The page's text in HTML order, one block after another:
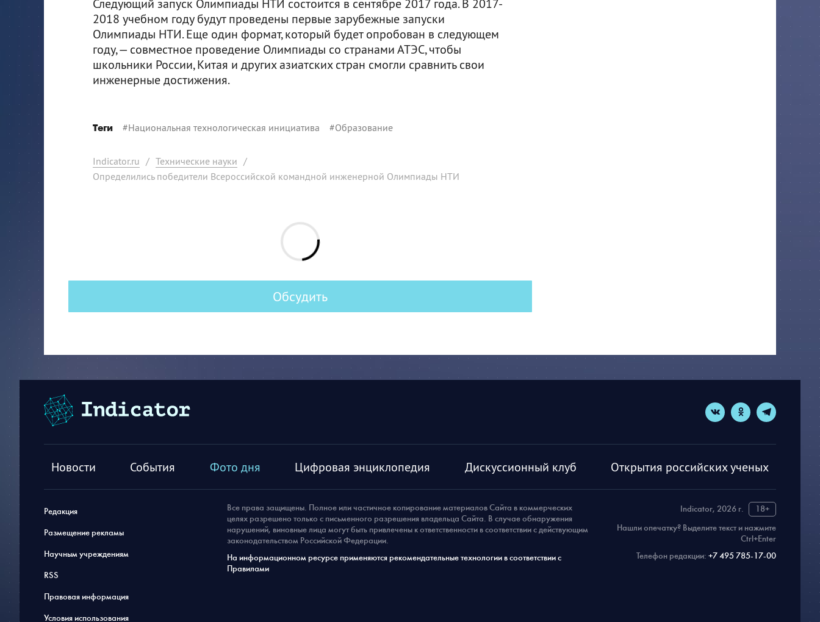
Следующий запуск Олимпиады НТИ состоится в сентябре 2017 года. В 2017-
2018 учебном году будут проведены первые зарубежные запуски
Олимпиады НТИ. Еще один формат, который будет опробован в следующем
году, — совместное проведение Олимпиады со странами АТЭС, чтобы
школьники России, Китая и других азиатских стран смогли сравнить свои
инженерные достижения.
Теги #Национальная технологическая инициатива #Образование
Indicator.ru / Технические науки /
Определились победители Всероссийской командной инженерной Олимпиады НТИ
Обсудить
Новости События Фото дня Цифровая энциклопедия Дискуссионный клуб Открытия российских ученых
Редакция
Размещение рекламы
Научным учреждениям
RSS
Правовая информация
Условия использования
Indicator, 2026 г.
18+
Нашли опечатку? Выделите текст и нажмите
Ctrl+Enter
Телефон редакции: +7 495 785-17-00
Все права защищены. Полное или частичное копирование материалов Сайта в коммерческих
целях разрешено только с письменного разрешения владельца Сайта. В случае обнаружения
нарушений, виновные лица могут быть привлечены к ответственности в соответствии с действующим
законодательством Российской Федерации.
На информационном ресурсе применяются рекомендательные технологии в соответствии с
Правилами